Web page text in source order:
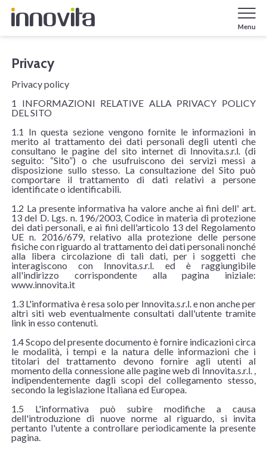
Menu
Privacy
Privacy policy
1 INFORMAZIONI RELATIVE ALLA PRIVACY POLICY
DEL SITO
1.1 In questa sezione vengono fornite le informazioni in
merito al trattamento dei dati personali degli utenti che
consultano le pagine del sito internet di Innovita.s.r.l. (di
seguito: “Sito”) o che usufruiscono dei servizi messi a
disposizione sullo stesso. La consultazione del Sito può
comportare il trattamento di dati relativi a persone
identificate o identificabili.
1.2 La presente informativa ha valore anche ai fini dell' art.
13 del D. Lgs. n. 196/2003, Codice in materia di protezione
dei dati personali, e ai fini dell'articolo 13 del Regolamento
UE n. 2016/679, relativo alla protezione delle persone
fisiche con riguardo al trattamento dei dati personali nonché
alla libera circolazione di tali dati, per i soggetti che
interagiscono con Innovita.s.r.l. ed è raggiungibile
all'indirizzo corrispondente alla pagina iniziale:
www.innovita.it
1.3 L'informativa è resa solo per Innovita.s.r.l. e non anche per
altri siti web eventualmente consultati dall'utente tramite
link in esso contenuti.
1.4 Scopo del presente documento è fornire indicazioni circa
le modalità, i tempi e la natura delle informazioni che i
titolari del trattamento devono fornire agli utenti al
momento della connessione alle pagine web di Innovita.s.r.l. ,
indipendentemente dagli scopi del collegamento stesso,
secondo la legislazione Italiana ed Europea.
1.5 L'informativa può subire modifiche a causa
dell'introduzione di nuove norme al riguardo, si invita
pertanto l'utente a controllare periodicamente la presente
pagina.